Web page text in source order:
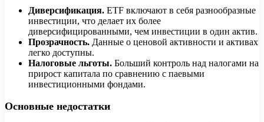
Диверсификация. ETF включают в себя разнообразные
инвестиции, что делает их более
диверсифицированными, чем инвестиции в один актив.
Прозрачность. Данные о ценовой активности и активах
легко доступны.
Налоговые льготы. Больший контроль над налогами на
прирост капитала по сравнению с паевыми
инвестиционными фондами.
Основные недостатки